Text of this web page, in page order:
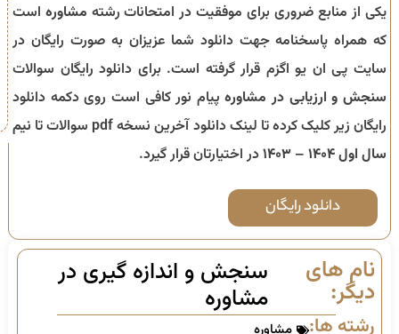
یکی از منابع ضروری برای موفقیت در امتحانات رشته مشاوره است
که همراه پاسخنامه جهت دانلود شما عزیزان به صورت رایگان در
سایت پی ان یو اگزم قرار گرفته است. برای دانلود رایگان سوالات
سنجش و ارزیابی در مشاورهپیام نور کافی است روی دکمه دانلود
رایگان زیر کلیک کرده تا لینک دانلود آخرین نسخه pdf سوالات تا
نیم
سال اول ۱۴۰۴ – ۱۴۰۳
در اختیارتان قرار گیرد.
دانلود رایگان
نام های
دیگر:
سنجش و اندازه گیری در
مشاوره
رشته ها: مشاوره